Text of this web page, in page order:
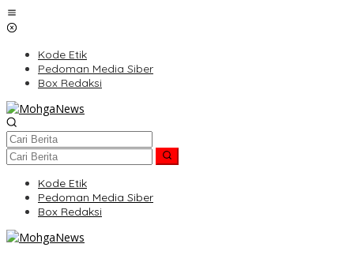
Lewati
ke
Kode Etik
Pedoman Media Siber
Box Redaksi
Kode Etik
Pedoman Media Siber
Box Redaksi